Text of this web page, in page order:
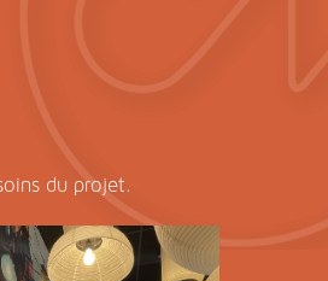
du projet.